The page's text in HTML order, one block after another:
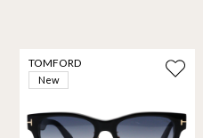
TOMFORD
New